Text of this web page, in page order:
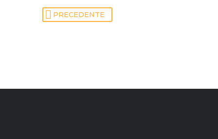
Lorem ipsum dolor sit amet,
PRECEDENTE